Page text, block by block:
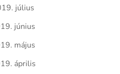
július
június
május
április